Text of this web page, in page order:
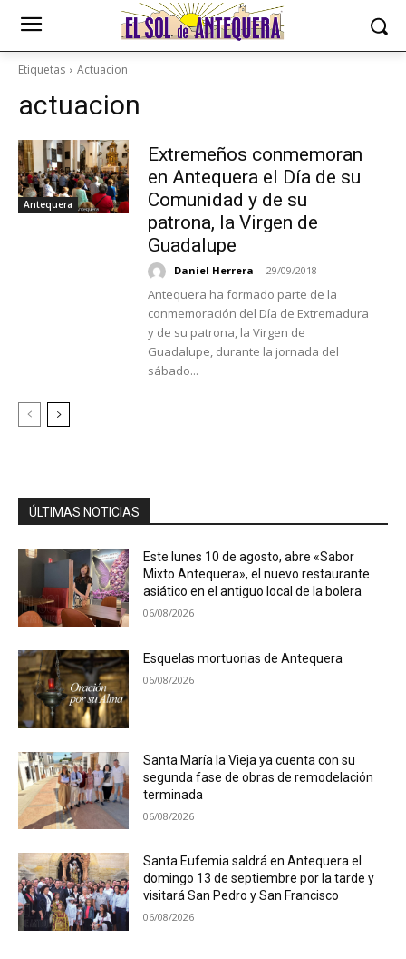
Etiquetas Actuacion
actuacion
Antequera
Extremeños conmemoran
en Antequera el Día de su
Comunidad y de su
patrona, la Virgen de
Guadalupe
Daniel Herrera - 29/09/2018
Antequera ha formado parte de la
conmemoración del Día de Extremadura
y de su patrona, la Virgen de
Guadalupe, durante la jornada del
sábado...
ÚLTIMAS NOTICIAS
Este lunes 10 de agosto, abre «Sabor
Mixto Antequera», el nuevo restaurante
asiático en el antiguo local de la bolera
06/08/2026
Esquelas mortuorias de Antequera
06/08/2026
Santa María la Vieja ya cuenta con su
segunda fase de obras de remodelación
terminada
06/08/2026
Santa Eufemia saldrá en Antequera el
domingo 13 de septiembre por la tarde y
visitará San Pedro y San Francisco
06/08/2026